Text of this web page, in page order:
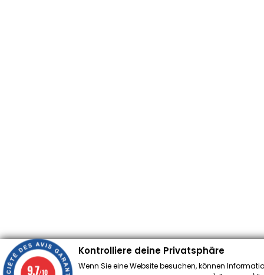
Kontrolliere deine Privatsphäre
Wenn Sie eine Website besuchen, können
9.7/10